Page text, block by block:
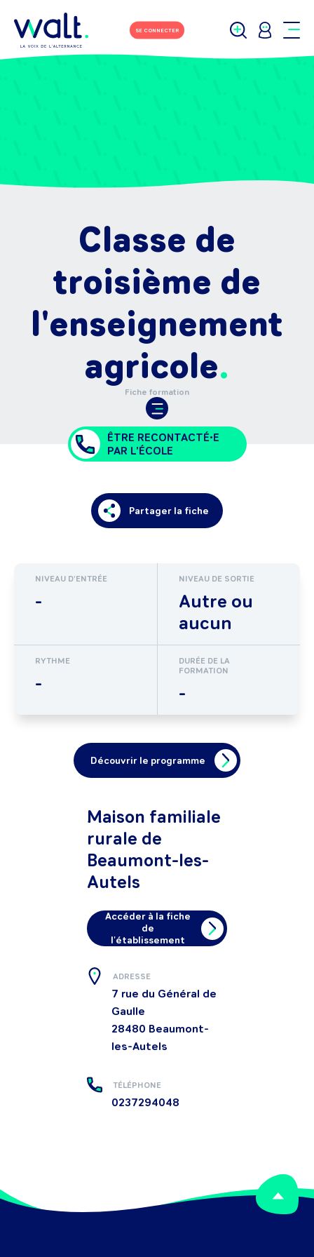
SE CONNECTER
Classe de
troisième de
l'enseignement
agricole
Fiche formation
ÊTRE RECONTACTÉ•E
PAR L'ÉCOLE
Partager la fiche
NIVEAU D'ENTRÉE
-
NIVEAU DE SORTIE
Autre ou
aucun
RYTHME
-
DURÉE DE LA
FORMATION
-
Découvrir le programme
Maison familiale
rurale de
Beaumont-les-
Autels
Accéder à la fiche
de
l'établissement
ADRESSE
7 rue du Général de
Gaulle
28480 Beaumont-
les-Autels
TÉLÉPHONE
0237294048